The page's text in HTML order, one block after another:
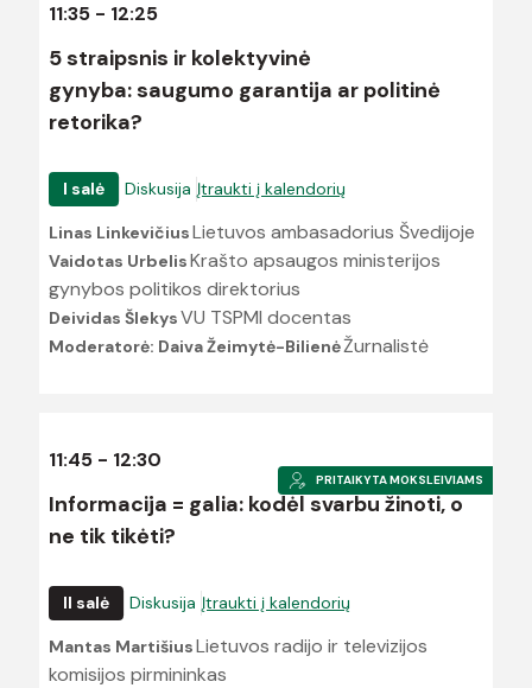
11:35 - 12:25
5 straipsnis ir kolektyvinė
gynyba: saugumo garantija ar politinė
retorika?
I salė Diskusija Įtraukti į kalendorių
Linas LinkevičiusLietuvos ambasadorius Švedijoje
Vaidotas UrbelisKrašto apsaugos ministerijos
gynybos politikos direktorius
Deividas ŠlekysVU TSPMI docentas
Moderatorė: Daiva Žeimytė-BilienėŽurnalistė
11:45 - 12:30
Informacija = galia: kodėl svarbu žinoti, o
ne tik tikėti?
II salė Diskusija Įtraukti į kalendorių
Mantas MartišiusLietuvos radijo ir televizijos
komisijos pirmininkas
PRITAIKYTA MOKSLEIVIAMS